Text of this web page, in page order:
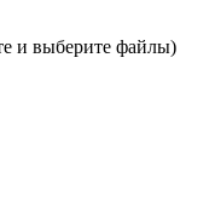
и выберите файлы)